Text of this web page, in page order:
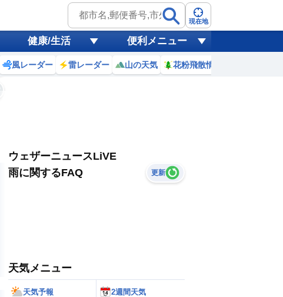
現在地
健康/生活 便利メニュー
風レーダー 雷レーダー 山の天気 花粉飛散情報
ウェザーニュースLiVE
雨に関するFAQ
更新
天気メニュー
天気予報 2週間天気